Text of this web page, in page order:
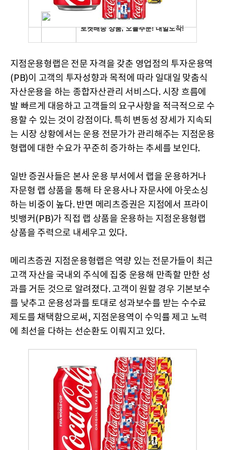
지점운용형랩은 전문 자격을 갖춘 영업점의 투자운용역
(PB)이 고객의 투자성향과 목적에 따라 일대일 맞춤식
자산운용을 하는 종합자산관리 서비스다. 시장 흐름에
발 빠르게 대응하고 고객들의 요구사항을 적극적으로 수
용할 수 있는 것이 강점이다. 특히 변동성 장세가 지속되
는 시장 상황에서는 운용 전문가가 관리해주는 지점운용
형랩에 대한 수요가 꾸준히 증가하는 추세를 보인다.
일반 증권사들은 본사 운용 부서에서 랩을 운용하거나
자문형 랩 상품을 통해 타 운용사나 자문사에 아웃소싱
하는 비중이 높다. 반면 메리츠증권은 지점에서 프라이
빗뱅커(PB)가 직접 랩 상품을 운용하는 지점운용형랩
상품을 주력으로 내세우고 있다.
메리츠증권 지점운용형랩은 역량 있는 전문가들이 최근
고객 자산을 국내외 주식에 집중 운용해 만족할 만한 성
과를 거둔 것으로 알려졌다. 고객이 원할 경우 기본보수
를 낮추고 운용성과를 토대로 성과보수를 받는 수수료
제도를 채택함으로써, 지점운용역이 수익률 제고 노력
에 최선을 다하는 선순환도 이뤄지고 있다.